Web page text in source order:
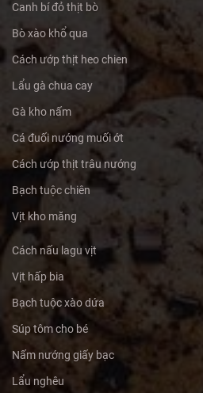
Canh bí đỏ thịt bò
Bò xào khổ qua
Cách ướp thịt heo chien
Lẩu gà chua cay
Gà kho nấm
Cá đuối nướng muối ớt
Cách ướp thịt trâu nướng
Bạch tuộc chiên
Vịt kho măng
Cách nấu lagu vịt
Vịt hấp bia
Bạch tuộc xào dứa
Súp tôm cho bé
Nấm nướng giấy bạc
Lẩu nghêu